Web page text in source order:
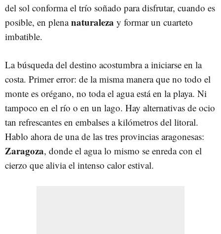
del sol conforma el trío soñado para disfrutar, cuando es
posible, en plenanaturaleza y formar un cuarteto
imbatible.
La búsqueda del destino acostumbra a iniciarse en la
costa. Primer error: de la misma manera que no todo el
monte es orégano, no toda el agua está en la playa. Ni
tampoco en el río o en un lago. Hay alternativas de ocio
tan refrescantes en embalses a kilómetros del litoral.
Hablo ahora de una de las tres provincias aragonesas:
Zaragoza, donde el agua lo mismo se enreda con el
cierzo que alivia el intenso calor estival.